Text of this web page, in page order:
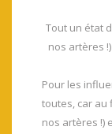
Tout un état
nos artères
Pour les
toutes, car au
nos artères !)